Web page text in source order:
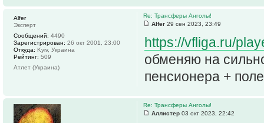
Re: Трансферы Анголы!
Alfer 29 сен 2023, 23:49
https://vfliga.ru/
обменяю на
пенсионера +
Alfer
Эксперт
Сообщений: 4490
Зарегистрирован: 26 окт 2001, 23:00
Откуда: Kyiv, Украина
Рейтинг: 509
Атлет (Украина)
Re: Трансферы Анголы!
Аллистер 03 окт 2023, 22:42